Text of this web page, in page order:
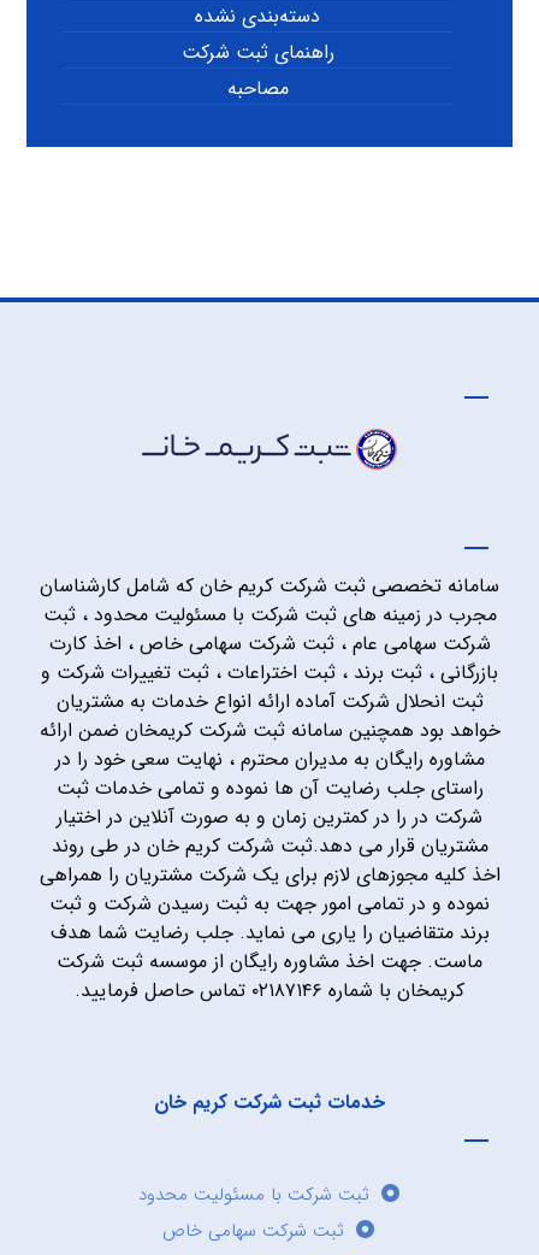
دسته‌بندی نشده
راهنمای ثبت شرکت
مصاحبه
سامانه تخصصی ثبت شرکت کریم خان که شامل کارشناسان
مجرب در زمینه های ثبت شرکت با مسئولیت محدود ، ثبت
شرکت سهامی عام ، ثبت شرکت سهامی خاص ، اخذ کارت
بازرگانی ، ثبت برند ، ثبت اختراعات ، ثبت تغییرات شرکت و
ثبت انحلال شرکت آماده ارائه انواع خدمات به مشتریان
خواهد بود همچنین سامانه ثبت شرکت کریمخان ضمن ارائه
مشاوره رایگان به مدیران محترم ، نهایت سعی خود را در
راستای جلب رضایت آن ها نموده و تمامی خدمات ثبت
شرکت در را در کمترین زمان و به صورت آنلاین در اختیار
مشتریان قرار می دهد.ثبت شرکت کریم خان در طی روند
اخذ کلیه مجوزهای لازم برای یک شرکت مشتریان را همراهی
نموده و در تمامی امور جهت به ثبت رسیدن شرکت و ثبت
برند متقاضیان را یاری می نماید. جلب رضایت شما هدف
ماست. جهت اخذ مشاوره رایگان از موسسه ثبت شرکت
کریمخان با شماره ۰۲۱۸۷۱۴۶ تماس حاصل فرمایید.
خدمات ثبت شرکت کریم خان
ثبت شرکت با مسئولیت محدود
ثبت شرکت سهامی خاص